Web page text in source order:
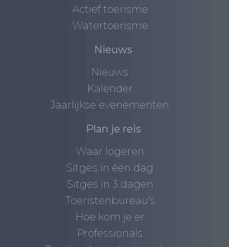
Actief toerisme
Watertoerisme
Nieuws
Nieuws
Kalender
Jaarlijkse evenementen
Plan je reis
Waar logeren
Sitges in één dag
Sitges in 3 dagen
Toeristenbureau's
Hoe kom je er
Professionals